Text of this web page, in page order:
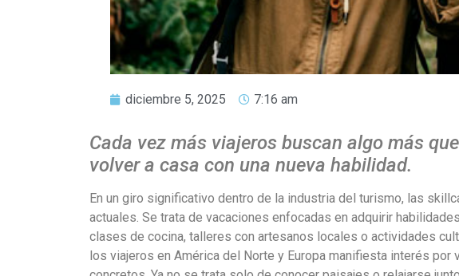
diciembre 5, 2025 7:16 am
Cada vez más viajeros buscan algo más
volver a casa con una nueva habilidad.
En un giro significativo dentro de la industria del turismo, las
actuales. Se trata de vacaciones enfocadas en adquirir
clases de cocina, talleres con artesanos locales o actividades
los viajeros en América del Norte y Europa manifiesta interés